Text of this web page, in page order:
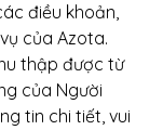
điều khoản,
của Azota.
thập được từ
của Người
tin chi tiết, vui